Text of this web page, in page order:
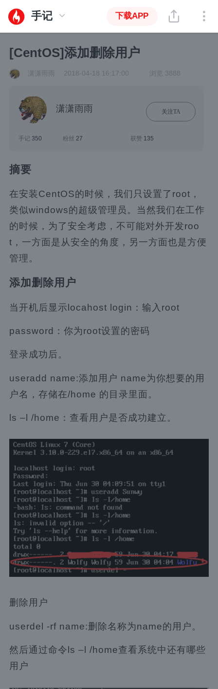
手记 下载APP
[CentOS]添加删除用户
潇潇雨雨 2018-04-18 16:17:00 浏览 3888
潇潇雨雨 关注TA
手记350 粉丝27 获赞 135
摘要
在安装CentOS的时候，我们只设置了root，
类似windows的超级管理员。当然我们在工作
的时候，为了安全考虑，不可能对外开发roo
t，一方面是从安全的角度，另一方面也是方便
管理。
添加删除用户
当开机后显示locahost login：输入root
password：你为root设置的密码
登录成功后。
useradd name:添加用户 name为你想要的用
户名，存储在/home 的目录里面。
ls –l /home：查看用户是否成功建立。
删除用户
userdel -rf name:删除名称为name的用户。
然后通过命令ls –l /home查看系统中还有哪些
用户